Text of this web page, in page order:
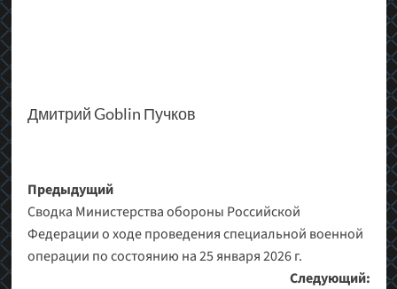
Дмитрий Goblin Пучков
Навигация
записи
Предыдущий
Сводка Министерства обороны Российской
Федерации о ходе проведения специальной военной
операции по состоянию на 25 января 2026 г.
Следующий: